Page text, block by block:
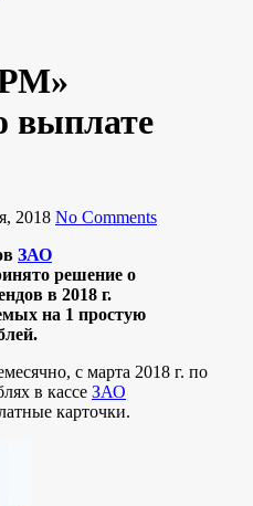
выплате
2018 No Comments
ЗАО
решение о
в 2018 г.
на 1 простую
с марта 2018 г. по
в кассе ЗАО
карточки.